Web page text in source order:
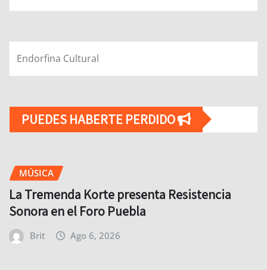
Endorfina Cultural
PUEDES HABERTE PERDIDO
MÚSICA
La Tremenda Korte presenta Resistencia
Sonora en el Foro Puebla
Brit Ago 6, 2026